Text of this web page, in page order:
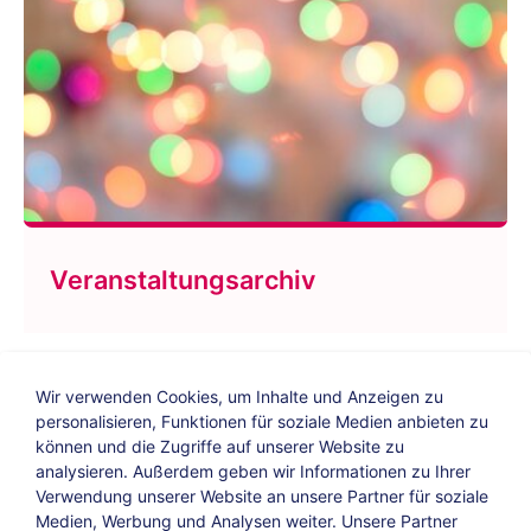
Veranstaltungsarchiv
Bildungs-Blog| Instagram| Facebook|
Wir verwenden Cookies, um Inhalte und Anzeigen zu
personalisieren, Funktionen für soziale Medien anbieten zu
können und die Zugriffe auf unserer Website zu
analysieren. Außerdem geben wir Informationen zu Ihrer
Verwendung unserer Website an unsere Partner für soziale
Medien, Werbung und Analysen weiter. Unsere Partner